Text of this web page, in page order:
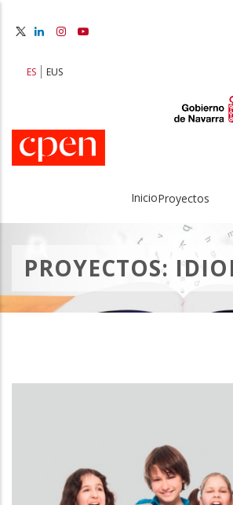
principal
ES EUS
enlaces
de
ayuda
InicioProyectos
PROYECTOS: